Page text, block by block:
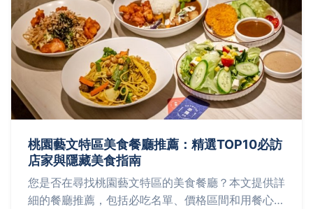
桃園藝文特區美食餐廳推薦：精選TOP10必訪
店家與隱藏美食指南
您是否在尋找桃園藝文特區的美食餐廳？本文提供詳
細的餐廳推薦，包括必吃名單、價格區間和用餐心